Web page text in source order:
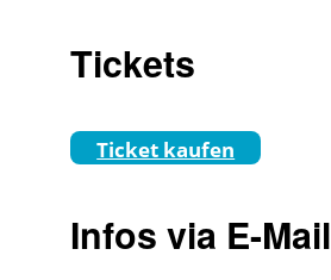
Tickets
Ticket kaufen
Infos via E-Mail